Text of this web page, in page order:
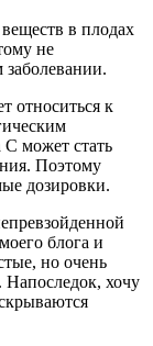
в плодах
не
относиться к
может стать
Поэтому
дозировки.
блога и
но очень
хочу